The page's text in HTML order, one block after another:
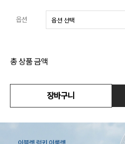
옵션
총 상품 금액
장바구니